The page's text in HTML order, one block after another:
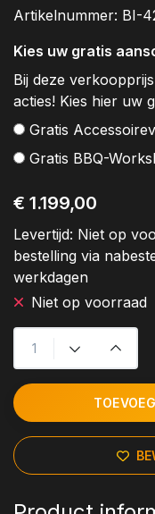
Artikelnummer: BI-
Kies uw gratis
Bij deze
acties! Kies hier uw
Gratis
Gratis BBQ-
€ 1.199,00
Levertijd: Niet op
bestelling via
werkdagen
Niet op voorraad